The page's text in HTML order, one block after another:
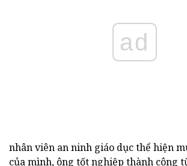
ad
nhân viên an ninh giáo dục thể hiện
của mình, ông tốt nghiệp thành công